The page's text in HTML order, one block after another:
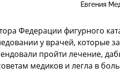
Евгения
Федерации фигурного
у врачей, которые
пройти лечение,
медиков и легла в